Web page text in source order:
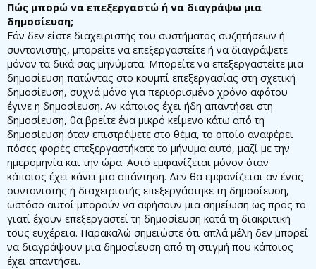
Πώς μπορώ να επεξεργαστώ ή να διαγράψω μια
δημοσίευση;
Εάν δεν είστε διαχειριστής του συστήματος συζητήσεων ή
συντονιστής, μπορείτε να επεξεργαστείτε ή να διαγράψετε
μόνον τα δικά σας μηνύματα. Μπορείτε να επεξεργαστείτε μια
δημοσίευση πατώντας στο κουμπί επεξεργασίας στη σχετική
δημοσίευση, συχνά μόνο για περιορισμένο χρόνο αφότου
έγινε η δημοσίευση. Αν κάποιος έχει ήδη απαντήσει στη
δημοσίευση, θα βρείτε ένα μικρό κείμενο κάτω από τη
δημοσίευση όταν επιστρέψετε στο θέμα, το οποίο αναφέρει
πόσες φορές επεξεργαστήκατε το μήνυμα αυτό, μαζί με την
ημερομηνία και την ώρα. Αυτό εμφανίζεται μόνον όταν
κάποιος έχει κάνει μια απάντηση. Δεν θα εμφανίζεται αν ένας
συντονιστής ή διαχειριστής επεξεργάστηκε τη δημοσίευση,
ωστόσο αυτοί μπορούν να αφήσουν μια σημείωση ως προς το
γιατί έχουν επεξεργαστεί τη δημοσίευση κατά τη διακριτική
τους ευχέρεια. Παρακαλώ σημειώστε ότι απλά μέλη δεν μπορεί
να διαγράψουν μια δημοσίευση από τη στιγμή που κάποιος
έχει απαντήσει.